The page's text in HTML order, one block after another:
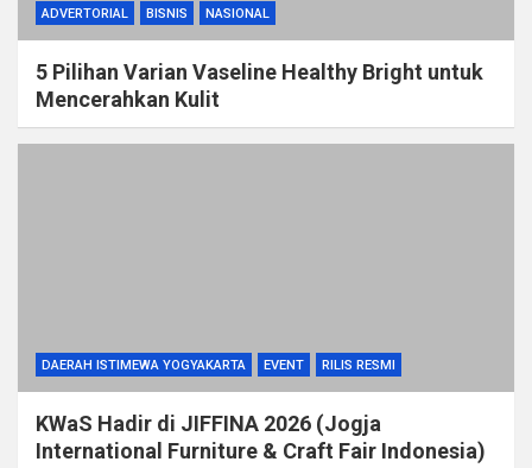
ADVERTORIAL BISNIS NASIONAL
5 Pilihan Varian Vaseline Healthy Bright untuk
Mencerahkan Kulit
DAERAH ISTIMEWA YOGYAKARTA EVENT RILIS RESMI
KWaS Hadir di JIFFINA 2026 (Jogja
International Furniture & Craft Fair Indonesia)